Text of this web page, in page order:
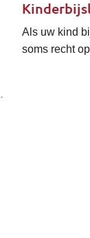
Als uw kind
soms recht